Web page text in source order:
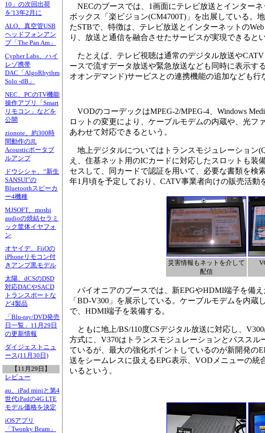
10」の次回出荷
を'13年2月に
ALO、真空管USB
ヘッドフォンアン
プ「The Pan Am」
Cypher Labs、ハイ
レゾ携帯
DAC「AlgoRhythm
Solo -dB」
NEC、PCのTV機能
操作アプリ「Smart
リモコン」などを
公開
zionote、約300時
間動作のJL
Acousticポータブ
ルアンプ
ドウシシャ、“新生
SANSUI”の
Bluetoothスピーカ
ー4機種
MJSOFT、moshi
audioの焼結セラミ
ック筐体イヤフォ
ン
オヤイデ、FiiOの
iPhoneリモコン付
きアンプ黒モデル
太陽、dCSのDSD
対応DACやSACD
トランスポートな
ど4製品
「Blu-ray/DVD発売
日一覧」11月29日
の更新情報
ダイジェストニュ
ース(11月30日)
【11月29日】
レビュー
au、iPad miniと第4
世代iPadの4G LTE
モデル価格を決定
iOSアプリ
「Twonky Beam」
NECのブースでは、1画面にテレビ放送とインター
ボックス「楽ビジョン(CM4700T)」を出展している。
たSTBで、特徴は、テレビ放送とインターネットの
り、放送と通信を融合させたサービスが実現できるとい
たとえば、テレビ視聴は通常のデジタル放送や
ースで流すデータ放送や緊急放送なども同時に表示す
オオンデマンド)サービスとの連携機能の追加なども行
VODのコーデックはMPEG-2/MPEG-4、Windows
ロットの変更により、ケーブルモデムの内蔵や、光フ
あわせて対応できるという。
地上デジタルについてはトランスモジュレーション
え、住基ネット用のICカードに対応したスロットも装
セスして、同カードで認証を用いて、必要な書類を検
年1月頃を予定しており、CATV事業者向けの販売活動
災害情報もネットを介して
配信
パイオニアのブースでは、新EPGやHDMI端子を備え
「BD-V300」を展示している。ケーブルモデムを内
で、HDMI端子を装備する。
ともに地上/BS/110度CSデジタル放送に対応し、
方式に、V370はトランスモジュレーションとパスス
ているが、最大の強化ポイントしているのが新開発の
送をシームレスに扱えるEPG表示、VODメニューの統
いるという。